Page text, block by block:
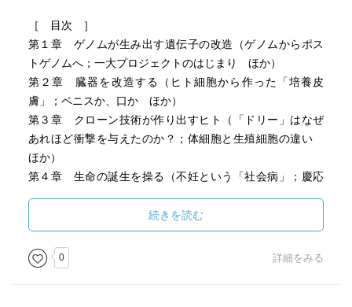
［ 目次 ］
第１章 ゲノムが生み出す遺伝子の改造（ゲノムからポス
トゲノムへ；一大プロジェクトのはじまり ほか）
第２章 臓器を改造する（ヒト細胞から作った「培養皮
膚」；ペニスか、口か ほか）
第３章 クローン技術が作り出すヒト（「ドリー」はなぜ
あれほど衝撃を与えたのか？；体細胞と生殖細胞の違い
ほか）
第４章 生命の誕生を操る（不妊という「社会病」；慶応
［ ＰＯＰ ］
続きを読む
0 詳細をみる